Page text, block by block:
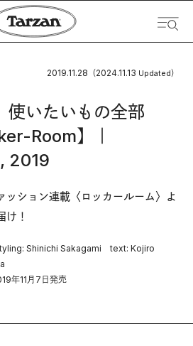
2019.11.28 （2024.11.13 Updated）
使いたいもの全部
Room】｜
2019
ッション連載〈ロッカールーム〉よ
け！
Shinichi Sakagami text: Kojiro
年11月7日発売